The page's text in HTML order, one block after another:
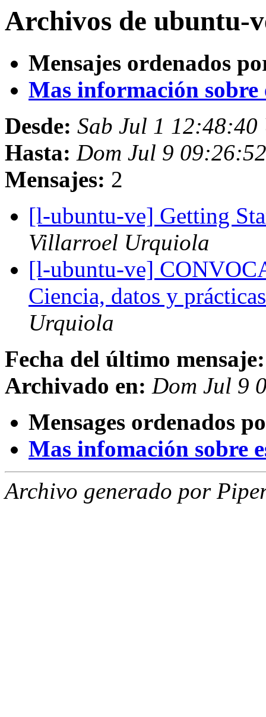
Archivos de ubuntu-
Mensajes ordenados
Mas información sobre
Desde: Sab Jul 1 12:48:40
Hasta: Dom Jul 9
Mensajes: 2
[l-ubuntu-ve] Getting
Villarroel Urquiola
[l-ubuntu-ve]
Ciencia, datos y
Urquiola
Fecha del último mensaje:
Archivado en: Dom Jul 9
Mensages ordenados
Mas infomación sobre
Archivo generado por